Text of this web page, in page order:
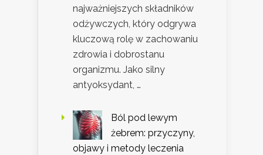
najważniejszych składników
odżywczych, który odgrywa
kluczową rolę w zachowaniu
zdrowia i dobrostanu
organizmu. Jako silny
antyoksydant, …
Ból pod lewym
żebrem: przyczyny,
objawy i metody leczenia